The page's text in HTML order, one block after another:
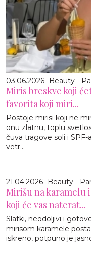
03.06.2026 Beauty -
Miris breskve koji
favorita koji miri...
Postoje mirisi koji ne
onu zlatnu, toplu
čuva tragove soli i
vetr...
21.04.2026 Beauty -
Mirišu na karamelu
koji će vas naterat...
Slatki, neodoljivi i
mirisom karamele
iskreno, potpuno je